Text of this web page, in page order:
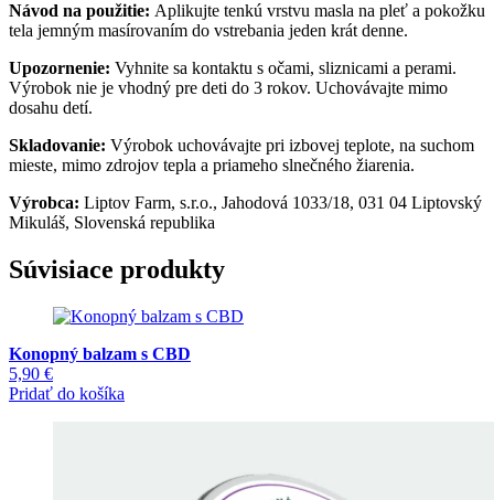
Návod na použitie: Aplikujte tenkú vrstvu masla na pleť a pokožku
tela jemným masírovaním do vstrebania jeden krát denne.
Upozornenie: Vyhnite sa kontaktu s očami, sliznicami a perami.
Výrobok nie je vhodný pre deti do 3 rokov. Uchovávajte mimo
dosahu detí.
Skladovanie: Výrobok uchovávajte pri izbovej teplote, na suchom
mieste, mimo zdrojov tepla a priameho slnečného žiarenia.
Výrobca: Liptov Farm, s.r.o., Jahodová 1033/18, 031 04 Liptovský
Mikuláš, Slovenská republika
Súvisiace produkty
Konopný balzam s CBD
5,90 €
Pridať do košíka